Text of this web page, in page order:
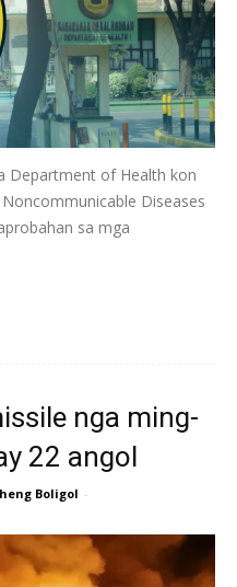
Department of Health kon
Diseases
sa mga
nga ming-
22 angol
Boligol -